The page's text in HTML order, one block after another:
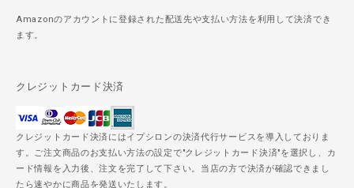
Amazonのアカウントに登録された配送先や支払い方法を利用して決済でき
ます。
クレジットカード決済
クレジットカード決済にはイプシロンの決済代行サービスを導入しておりま
す。ご注文商品のお支払い方法の設定で"クレジットカード決済"を選択し、カ
ード情報を入力後、注文を完了して下さい。当店の方で決済が確認できまし
たら速やかに商品を発送いたします。